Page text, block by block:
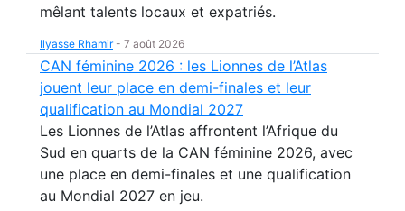
mêlant talents locaux et expatriés.
Ilyasse Rhamir- 7 août 2026
CAN féminine 2026 : les Lionnes de l’Atlas
jouent leur place en demi-finales et leur
qualification au Mondial 2027
Les Lionnes de l’Atlas affrontent l’Afrique du
Sud en quarts de la CAN féminine 2026, avec
une place en demi-finales et une qualification
au Mondial 2027 en jeu.